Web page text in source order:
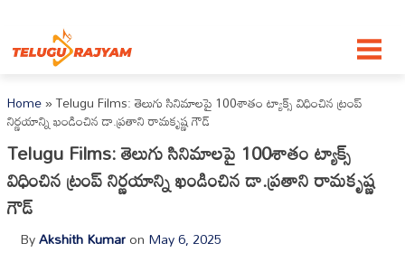
Home»Telugu Films: తెలుగు సినిమాల‌పై 100శాతం ట్యాక్స్ విధించిన ట్రంప్
నిర్ణ‌యాన్ని ఖండించిన డా.ప్ర‌తాని రామ‌కృష్ణ గౌడ్
Telugu Films: తెలుగు సినిమాల‌పై 100శాతం ట్యాక్స్
విధించిన ట్రంప్ నిర్ణ‌యాన్ని ఖండించిన డా.ప్ర‌తాని రామ‌కృష్ణ
గౌడ్
ByAkshith Kumaron May 6, 2025